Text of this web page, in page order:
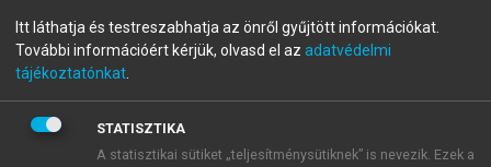
fiókoddal,vagy hozz létre új fiókot.
A regisztráció után apróbaidőszakautomatikusan
BELÉPÉS SAJÁT FIÓKKAL
Itt láthatja és testreszabhatja az önről gyűjtött információkat.
További információért kérjük, olvasd el az adatvédelmi
tájékoztatónkat
STATISZTIKA
A statisztikai sütiket „teljesítménysütiknek” is nevezik. Ezek a